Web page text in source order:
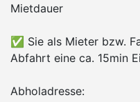
Mietdauer
✅ Sie als Mieter bzw.
Abfahrt eine ca. 15min
Abholadresse: